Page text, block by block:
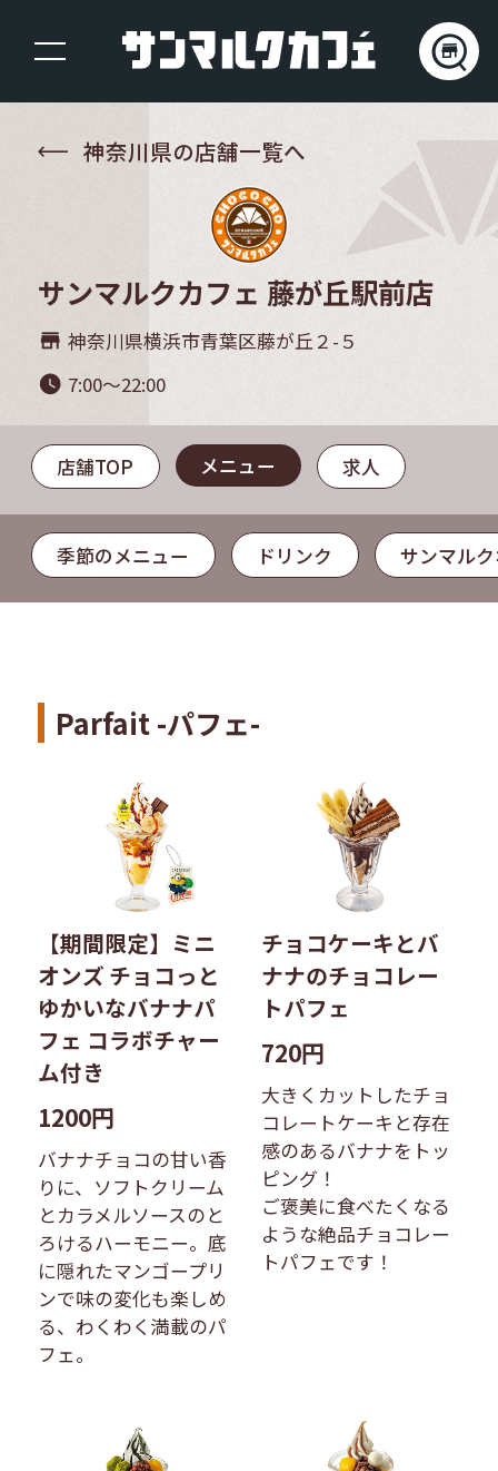
神奈川県の店舗一覧へ
サンマルクカフェ 藤が丘駅前店
store_mall_directory 神奈川県横浜市青葉区藤が丘２-５
watch_later 7:00～22:00
店舗TOP メニュー 求人
季節のメニュー ドリンク サンマル
Parfait -パフェ-
【期間限定】ミニ
オンズ チョコっと
ゆかいなバナナパ
フェ コラボチャー
ム付き
1200円
バナナチョコの甘い香
りに、ソフトクリーム
とカラメルソースのと
ろけるハーモニー。底
に隠れたマンゴープリ
ンで味の変化も楽しめ
る、わくわく満載のパ
フェ。
チョコケーキとバ
ナナのチョコレー
トパフェ
720円
大きくカットしたチョ
コレートケーキと存在
感のあるバナナをトッ
ピング！
ご褒美に食べたくなる
ような絶品チョコレー
トパフェです！